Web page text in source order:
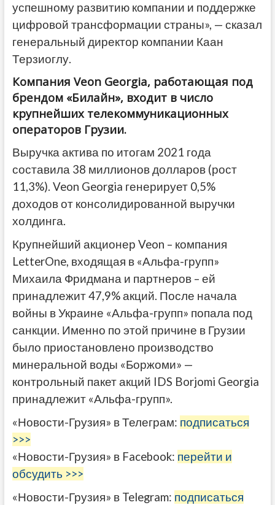
успешному развитию компании и поддержке
цифровой трансформации страны», — сказал
генеральный директор компании Каан
Терзиоглу.
Компания Veon Georgia, работающая под
брендом «Билайн», входит в число
крупнейших телекоммуникационных
операторов Грузии.
Выручка актива по итогам 2021 года
составила 38 миллионов долларов (рост
11,3%). Veon Georgia генерирует 0,5%
доходов от консолидированной выручки
холдинга.
Крупнейший акционер Veon – компания
LetterOne, входящая в «Альфа-групп»
Михаила Фридмана и партнеров – ей
принадлежит 47,9% акций. После начала
войны в Украине «Альфа-групп» попала под
санкции. Именно по этой причине в Грузии
было приостановлено производство
минеральной воды «Боржоми» —
контрольный пакет акций IDS Borjomi Georgia
принадлежит «Альфа-групп».
«Новости-Грузия» в Телеграм: подписаться
>>>
«Новости-Грузия» в Facebook: перейти и
обсудить >>>
«Новости-Грузия» в Telegram: подписаться